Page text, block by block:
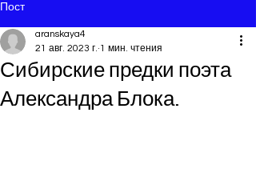
Пост
Сибирские предки поэта
Александра Блока.
aranskaya4
21 авг. 2023 г. 1 мин. чтения